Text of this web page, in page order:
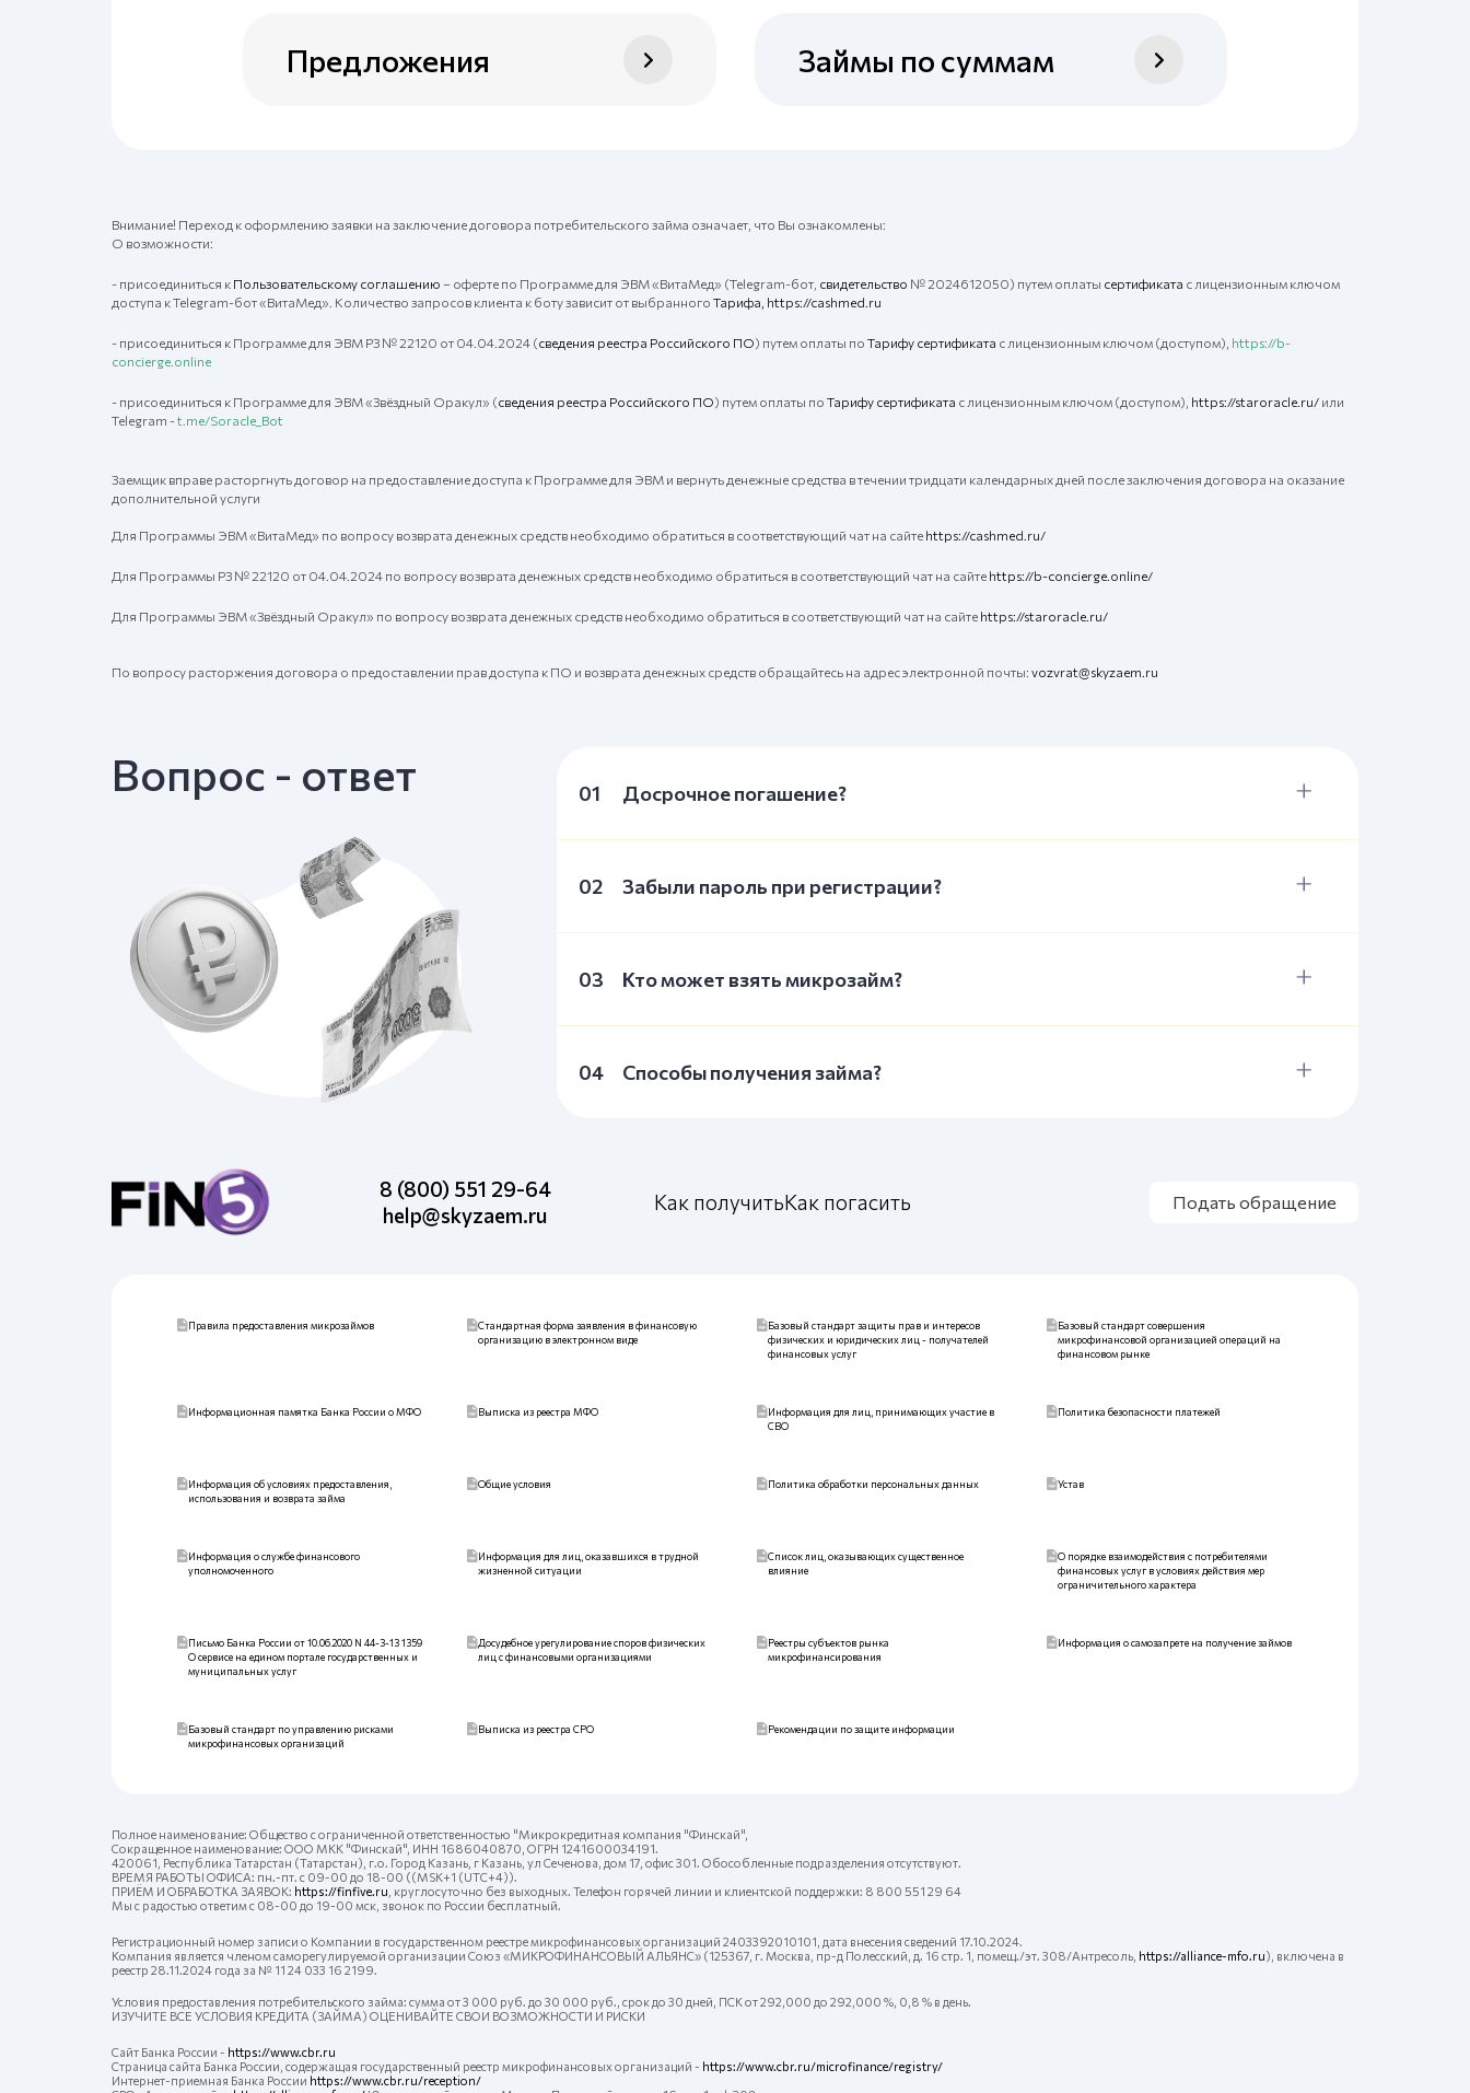
Предложения Займы по суммам
Внимание! Переход к оформлению заявки на заключение договора потребительского займа означает, что Вы ознакомлены:
О возможности:
- присоединиться к Пользовательскому соглашению – оферте по Программе для ЭВМ «ВитаМед» (Telegram-бот, свидетельство № 2024612050) путем оплаты сертификата с лицензионным ключом
доступа к Telegram-бот «ВитаМед». Количество запросов клиента к боту зависит от выбранного Тарифа, https://cashmed.ru
- присоединиться к Программе для ЭВМ РЗ № 22120 от 04.04.2024 (сведения реестра Российского ПО) путем оплаты по Тарифу сертификата с лицензионным ключом (доступом), https://b-
concierge.online
- присоединиться к Программе для ЭВМ «Звёздный Оракул» (сведения реестра Российского ПО) путем оплаты по Тарифу сертификата с лицензионным ключом (доступом), https://staroracle.ru/ или
Telegram -t.me/Soracle_Bot
Заемщик вправе расторгнуть договор на предоставление доступа к Программе для ЭВМ и вернуть денежные средства в течении тридцати календарных дней после заключения договора на оказание
дополнительной услуги
Для Программы ЭВМ «ВитаМед» по вопросу возврата денежных средств необходимо обратиться в соответствующий чат на сайте https://cashmed.ru/
Для Программы РЗ № 22120 от 04.04.2024 по вопросу возврата денежных средств необходимо обратиться в соответствующий чат на сайте https://b-concierge.online/
Для Программы ЭВМ «Звёздный Оракул» по вопросу возврата денежных средств необходимо обратиться в соответствующий чат на сайте https://staroracle.ru/
По вопросу расторжения договора о предоставлении прав доступа к ПО и возврата денежных средств обращайтесь на адрес электронной почты: vozvrat@skyzaem.ru
Вопрос - ответ 01 Досрочное погашение?
02 Забыли пароль при регистрации?
03 Кто может взять микрозайм?
04 Способы получения займа?
8 (800) 551 29-64
help@skyzaem.ru
Как получитьКак погасить Подать обращение
Правила предоставления микрозаймов
Стандартная форма заявления в финансовую
организацию в электронном виде
Базовый стандарт защиты прав и интересов
физических и юридических лиц - получателей
финансовых услуг
Базовый стандарт совершения
микрофинансовой организацией операций на
финансовом рынке
Информационная памятка Банка России о МФО Выписка из реестра МФО
Информация для лиц, принимающих участие в
СВО
Политика безопасности платежей
Информация об условиях предоставления,
использования и возврата займа
Общие условия Политика обработки персональных данных Устав
Информация о службе финансового
уполномоченного
Информация для лиц, оказавшихся в трудной
жизненной ситуации
Список лиц, оказывающих существенное
влияние
О порядке взаимодействия с потребителями
финансовых услуг в условиях действия мер
ограничительного характера
Письмо Банка России от 10.06.2020 N 44-3-13 1359
О сервисе на едином портале государственных и
муниципальных услуг
Досудебное урегулирование споров физических
лиц с финансовыми организациями
Реестры субъектов рынка
микрофинансирования
Информация о самозапрете на получение займов
Базовый стандарт по управлению рисками
микрофинансовых организаций
Выписка из реестра СРО Рекомендации по защите информации
Полное наименование: Общество с ограниченной ответственностью "Микрокредитная компания "Финскай",
Сокращенное наименование: ООО МКК "Финскай", ИНН 1686040870, ОГРН 1241600034191.
420061, Республика Татарстан (Татарстан), г.о. Город Казань, г Казань, ул Сеченова, дом 17, офис 301. Обособленные подразделения отсутствуют.
ВРЕМЯ РАБОТЫ ОФИСА: пн.-пт. с 09-00 до 18-00 ((MSK+1 (UTC+4)).
ПРИЁМ И ОБРАБОТКА ЗАЯВОК: https://finfive.ru, круглосуточно без выходных. Телефон горячей линии и клиентской поддержки: 8 800 551 29 64
Мы с радостью ответим с 08-00 до 19-00 мск, звонок по России бесплатный.
Регистрационный номер записи о Компании в государственном реестре микрофинансовых организаций 2403392010101, дата внесения сведений 17.10.2024.
Компания является членом саморегулируемой организации Союз «МИКРОФИНАНСОВЫЙ АЛЬЯНС» (125367, г. Москва, пр-д Полесский, д. 16 стр. 1, помещ./эт. 308/Антресоль, https://alliance-mfo.ru), включена в
реестр 28.11.2024 года за № 11 24 033 16 2199.
Условия предоставления потребительского займа: сумма от 3 000 руб. до 30 000 руб., срок до 30 дней, ПСК от 292,000 до 292,000 %, 0,8 % в день.
ИЗУЧИТЕ ВСЕ УСЛОВИЯ КРЕДИТА (ЗАЙМА) ОЦЕНИВАЙТЕ СВОИ ВОЗМОЖНОСТИ И РИСКИ
Сайт Банка России - https://www.cbr.ru
Страница сайта Банка России, содержащая государственный реестр микрофинансовых организаций - https://www.cbr.ru/microfinance/registry/
Интернет-приемная Банка России https://www.cbr.ru/reception/